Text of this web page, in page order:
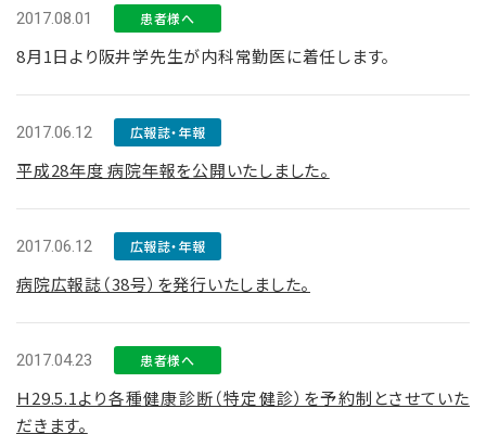
2017.08.01 患者様へ
8月1日より阪井学先生が内科常勤医に着任します。
2017.06.12 広報誌・年報
平成28年度 病院年報を公開いたしました。
2017.06.12 広報誌・年報
病院広報誌（38号）を発行いたしました。
2017.04.23 患者様へ
Ｈ29.5.1より各種健康診断（特定健診）を予約制とさせていた
だきます。